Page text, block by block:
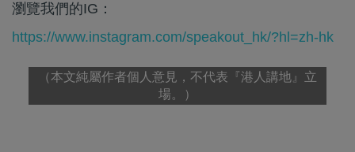
瀏覽我們的IG：
https://www.instagram.com/speakout_hk/?hl=zh-hk
（本文純屬作者個人意見，不代表『港人講地』立
場。）